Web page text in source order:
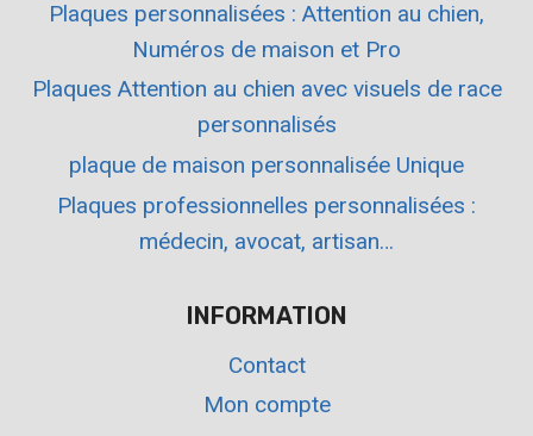
Plaques personnalisées : Attention au chien,
Numéros de maison et Pro
Plaques Attention au chien avec visuels de race
personnalisés
plaque de maison personnalisée Unique
Plaques professionnelles personnalisées :
médecin, avocat, artisan…
INFORMATION
Contact
Mon compte